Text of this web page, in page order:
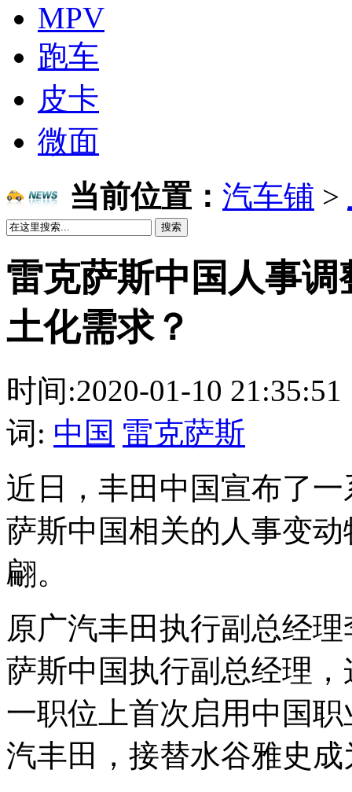
MPV
跑车
皮卡
微面
当前位置： 汽车铺 >
搜索
雷克萨斯中国人事
土化需求？
时间:2020-01-10
词: 中国 雷克萨斯
近日，丰田中国宣布了
萨斯中国相关的人事变
翩。
原广汽丰田执行副总经
萨斯中国执行副总经理
一职位上首次启用中国
汽丰田，接替水谷雅史